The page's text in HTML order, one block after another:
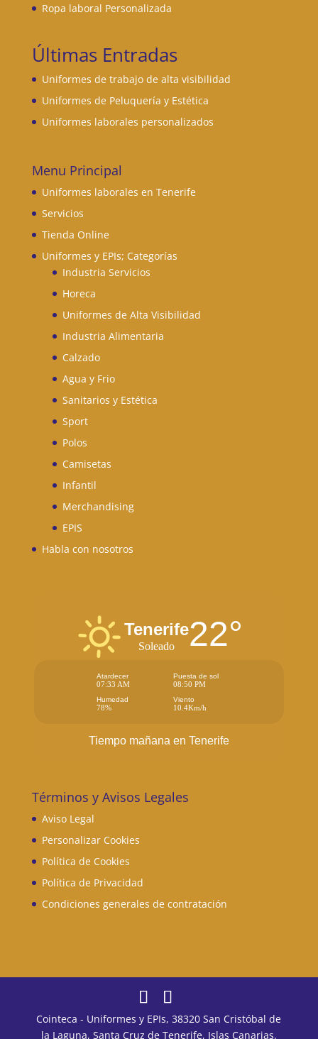
Ropa laboral Personalizada
Últimas Entradas
Uniformes de trabajo de alta visibilidad
Uniformes de Peluquería y Estética
Uniformes laborales personalizados
Menu Principal
Uniformes laborales en Tenerife
Servicios
Tienda Online
Uniformes y EPIs; Categorías
Industria Servicios
Horeca
Uniformes de Alta Visibilidad
Industria Alimentaria
Calzado
Agua y Frio
Sanitarios y Estética
Sport
Polos
Camisetas
Infantil
Merchandising
EPIS
Habla con nosotros
Tenerife
Soleado 22°
Atardecer
07:33 AM
Puesta de sol
08:50 PM
Humedad
78%
Viento
10.4Km/h
Tiempo mañana en Tenerife
Términos y Avisos Legales
Aviso Legal
Personalizar Cookies
Política de Cookies
Política de Privacidad
Condiciones generales de contratación
Cointeca - Uniformes y EPIs, 38320 San Cristóbal de
la Laguna, Santa Cruz de Tenerife, Islas Canarias.